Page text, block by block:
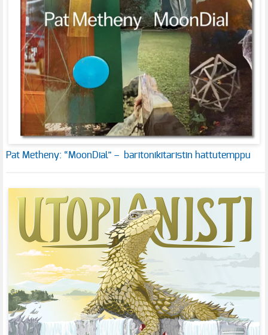
Pat Metheny: “MoonDial” – baritonikitaristin hattutemppu